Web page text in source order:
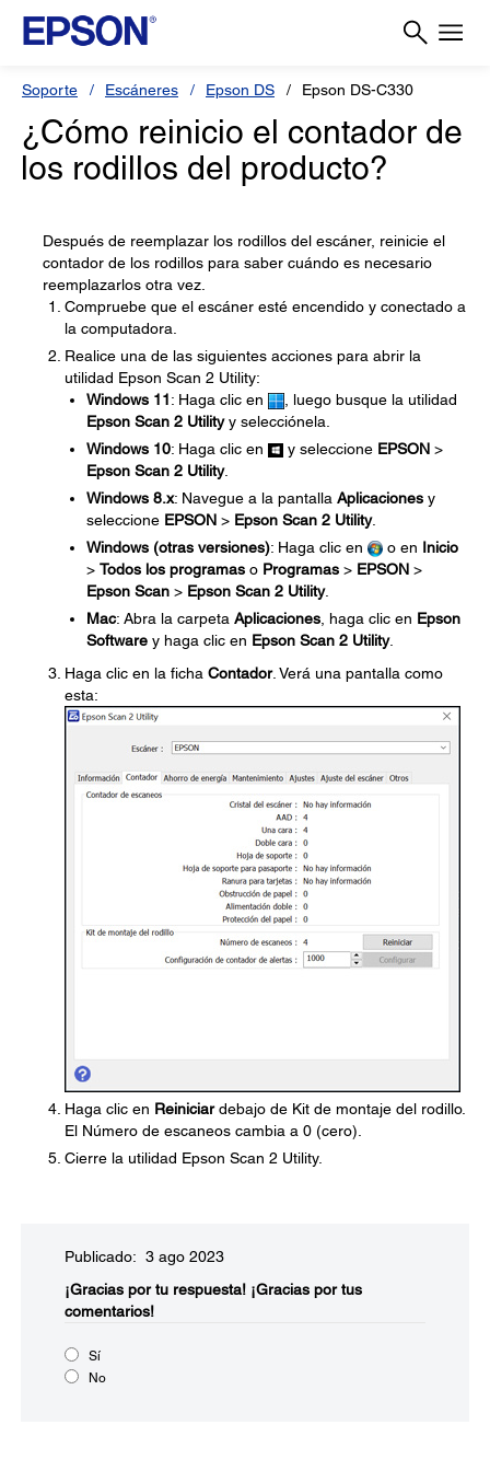
Soporte Escáneres Epson DS Epson DS-C330
¿Cómo reinicio el contador de
los rodillos del producto?
Después de reemplazar los rodillos del escáner, reinicie el
contador de los rodillos para saber cuándo es necesario
reemplazarlos otra vez.
Compruebe que el escáner esté encendido y conectado a
la computadora.
Realice una de las siguientes acciones para abrir la
utilidad Epson Scan 2 Utility:
Windows 11: Haga clic en
, luego busque la utilidad
Epson Scan 2 Utilityy selecciónela.
Windows 10: Haga clic en y seleccione EPSON >
Epson Scan 2 Utility.
Windows 8.x: Navegue a la pantalla Aplicaciones y
seleccione EPSON > Epson Scan 2 Utility.
Windows (otras versiones): Haga clic en o en Inicio
> Todos los programas o Programas > EPSON >
Epson Scan > Epson Scan 2 Utility.
Mac: Abra la carpeta Aplicaciones , haga clic en Epson
Software y haga clic en Epson Scan 2 Utility.
Haga clic en la ficha Contador. Verá una pantalla como
esta:
Haga clic en Reiniciardebajo de Kit de montaje del rodillo.
El Número de escaneos cambia a 0 (cero).
Cierre la utilidad Epson Scan 2 Utility.
Publicado: 3 ago 2023
¡Gracias por tu respuesta! ¡Gracias por tus
comentarios!
Sí
No